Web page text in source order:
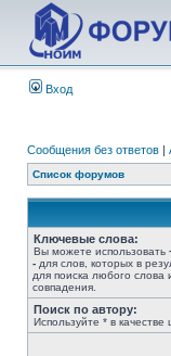
Вход
Сообщения без ответов |
Список форумов
Ключевые слова:
Вы можете использовать
- для слов, которых в
для поиска любого слова
совпадения.
Поиск по автору:
Используйте * в качестве